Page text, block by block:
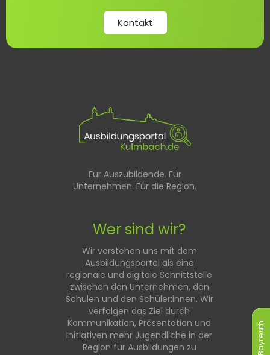
Bayreuth
Bayreuth
Bayreuth
Bayreuth
Bayreuth
Bayreuth
Kontakt
Für Auszubildende. Für
Unternehmen. Für die Region.
Wer sind wir?
Wir verstehen uns mit dem
Ausbildungsportal als eine
regionale und digitale Schnittstelle
zwischen den Unternehmen, den
Schulen und den Schüler:innen. Wir
verfolgen das Ziel durch
Kommunikation, Präsentation und
Initiativen mehr Jugendliche in der
Region für Ausbildungen zu